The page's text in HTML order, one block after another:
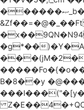
������ޞ_b��O��U:�޳ܯZ:�)Q�4�������
�g*��
B�8��y